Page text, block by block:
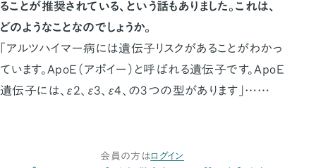
ることが推奨されている、という話もありました。これは、
どのようなことなのでしょうか。
「アルツハイマー病には遺伝子リスクがあることがわかっ
ています。ApoE（アポイー）と呼ばれる遺伝子です。ApoE
遺伝子には、ε2、ε3、ε4、の3つの型があります」……
会員の方はログイン